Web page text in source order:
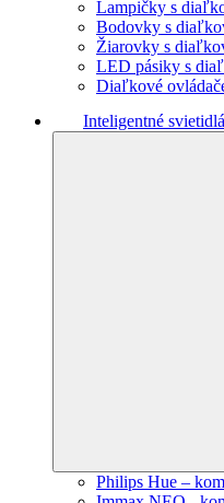
Lampičky s
Bodovky s
Žiarovky s
LED pásiky s
Diaľkové
Inteligentné svietidlá
Philips Hue –